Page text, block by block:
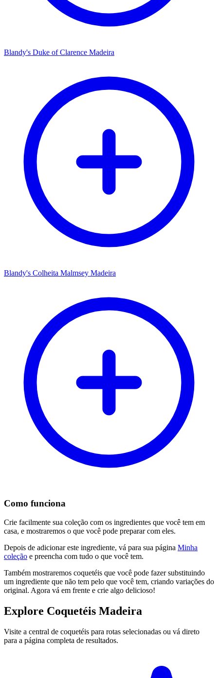
Blandy's Duke of Clarence Madeira
Blandy's Colheita Malmsey Madeira
Como funciona
Crie facilmente sua coleção com os ingredientes que você tem em
casa, e mostraremos o que você pode preparar com eles.
Depois de adicionar este ingrediente, vá para sua página Minha
coleção e preencha com tudo o que você tem.
Também mostraremos coquetéis que você pode fazer substituindo
um ingrediente que não tem pelo que você tem, criando variações do
original. Agora vá em frente e crie algo delicioso!
Explore Coquetéis Madeira
Visite a central de coquetéis para rotas selecionadas ou vá direto
para a página completa de resultados.